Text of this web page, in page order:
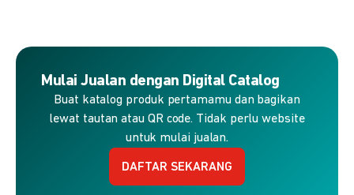
Mulai Jualan dengan Digital Catalog
Buat katalog produk pertamamu dan bagikan
lewat tautan atau QR code. Tidak perlu website
untuk mulai jualan.
DAFTAR SEKARANG